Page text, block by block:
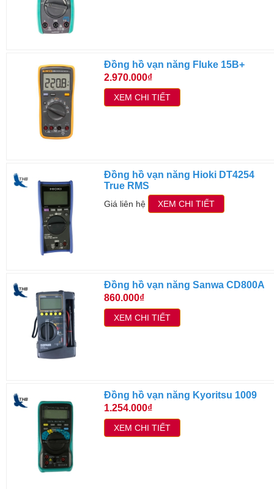
Đồng hồ vạn năng Fluke 15B+
2.970.000₫
XEM CHI TIẾT
Đồng hồ vạn năng Hioki DT4254
True RMS
Giá liên hệ XEM CHI TIẾT
Đồng hồ vạn năng Sanwa CD800A
860.000₫
XEM CHI TIẾT
Đồng hồ vạn năng Kyoritsu 1009
1.254.000₫
XEM CHI TIẾT